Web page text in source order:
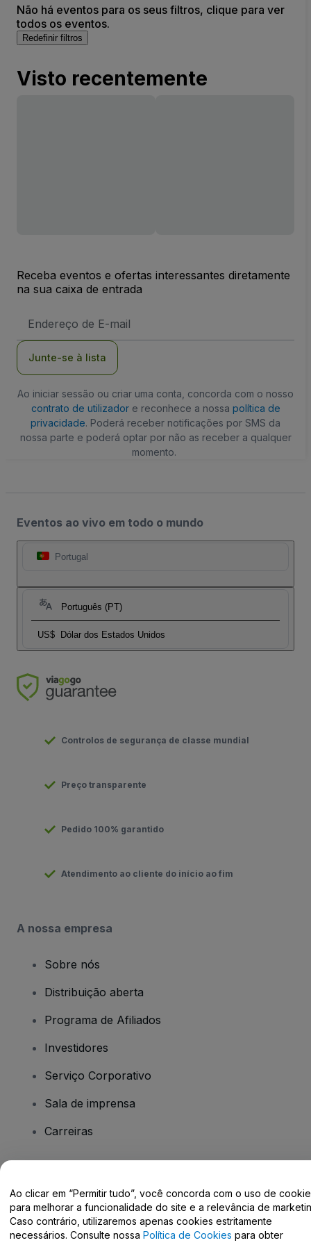
Não há eventos para os seus filtros, clique para ver
todos os eventos.
Redefinir filtros
Visto recentemente
Receba eventos e ofertas interessantes diretamente
na sua caixa de entrada
de
Junte-se à lista
Ao iniciar sessão ou criar uma conta, concorda com o nosso
contrato de utilizadore reconhece a nossa política de
privacidade. Poderá receber notificações por SMS da
nossa parte e poderá optar por não as receber a qualquer
momento.
Eventos ao vivo em todo o mundo
Portugal
Português (PT)
US$ Dólar dos Estados Unidos
Controlos de segurança de classe mundial
Preço transparente
Pedido 100% garantido
Atendimento ao cliente do início ao fim
A nossa empresa
Sobre nós
Distribuição aberta
Programa de Afiliados
Investidores
Serviço Corporativo
Sala de imprensa
Carreiras
Centro de Ajuda / Fale Conosco
Ao clicar em “Permitir tudo”, você concorda com o uso de
para melhorar a funcionalidade do site e a relevância de
Caso contrário, utilizaremos apenas cookies estritamente
necessários. Consulte nossa Política de Cookies para obter